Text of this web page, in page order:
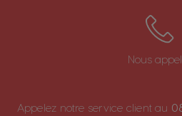
Nous
Appelez notre service client au
Dannish